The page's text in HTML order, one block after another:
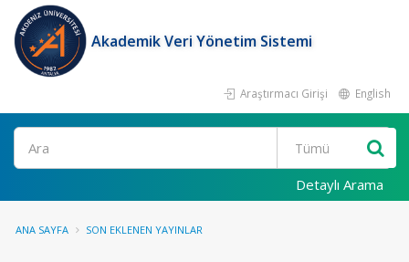
Akademik Veri Yönetim Sistemi
Araştırmacı Girişi English
Ara
Detaylı Arama
ANA SAYFA SON EKLENEN YAYINLAR